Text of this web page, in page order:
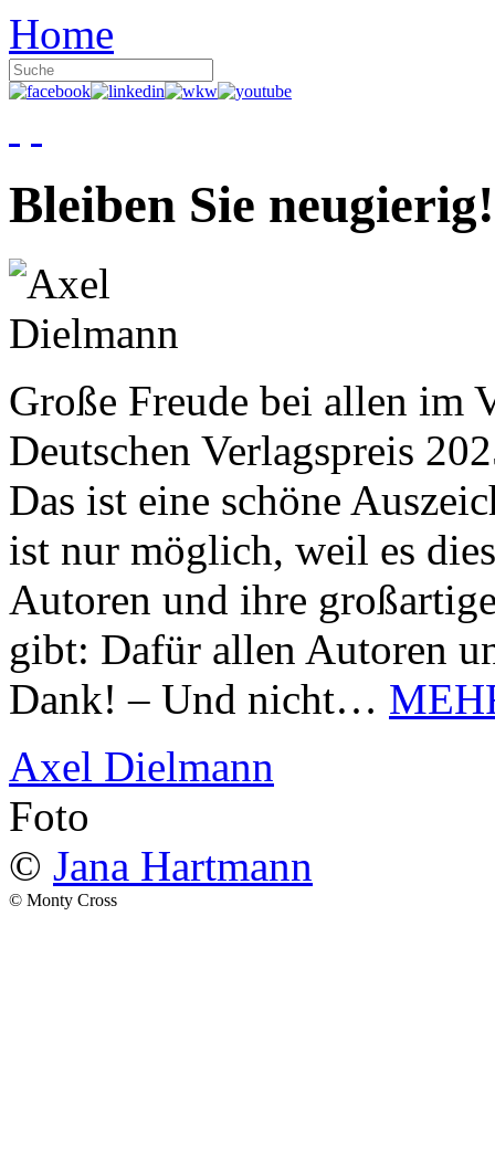
Home
Bleiben Sie neugierig!
Große Freude bei allen im
Deutschen Verlagspreis
Das ist eine schöne
ist nur möglich, weil es
Autoren und ihre
gibt: Dafür allen Autoren
Dank! – Und nicht…
Axel Dielmann
Foto
© Jana Hartmann
© Monty Cross